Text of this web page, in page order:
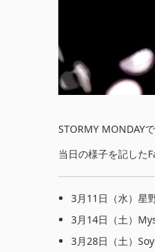
STORMY MONDAY
当日の様子を記した
3月11日（水）星
3月14日（土）
3月28日（土）